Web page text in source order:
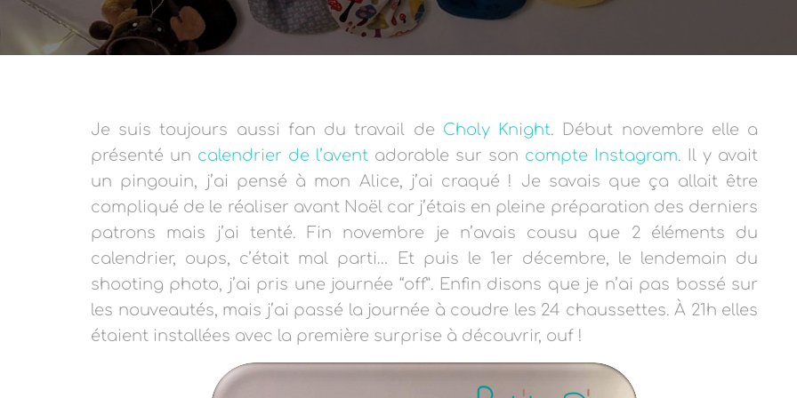
Je suis toujours aussi fan du travail de Choly Knight. Début novembre elle a
présenté un calendrier de l’avent adorable sur son compte Instagram. Il y avait
un pingouin, j’ai pensé à mon Alice, j’ai craqué ! Je savais que ça allait être
compliqué de le réaliser avant Noël car j’étais en pleine préparation des derniers
patrons mais j’ai tenté. Fin novembre je n’avais cousu que 2 éléments du
calendrier, oups, c’était mal parti… Et puis le 1er décembre, le lendemain du
shooting photo, j’ai pris une journée “off”. Enfin disons que je n’ai pas bossé sur
les nouveautés, mais j’ai passé la journée à coudre les 24 chaussettes. À 21h elles
étaient installées avec la première surprise à découvrir, ouf !